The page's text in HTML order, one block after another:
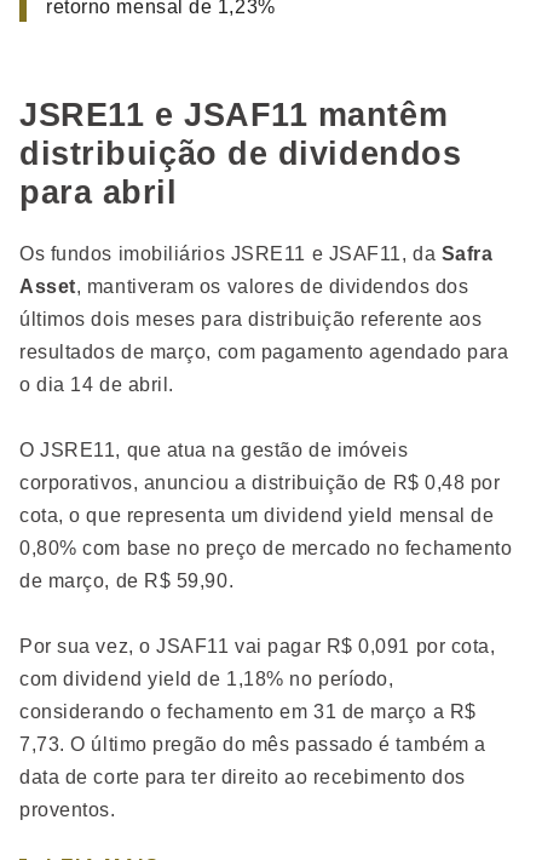
retorno mensal de 1,23%
JSRE11 e JSAF11 mantêm
distribuição de dividendos
para abril
Os fundos imobiliários JSRE11 e JSAF11, da Safra
Asset, mantiveram os valores de dividendos dos
últimos dois meses para distribuição referente aos
resultados de março, com pagamento agendado para
o dia 14 de abril.
O JSRE11, que atua na gestão de imóveis
corporativos, anunciou a distribuição de R$ 0,48 por
cota, o que representa um dividend yield mensal de
0,80% com base no preço de mercado no fechamento
de março, de R$ 59,90.
Por sua vez, o JSAF11 vai pagar R$ 0,091 por cota,
com dividend yield de 1,18% no período,
considerando o fechamento em 31 de março a R$
7,73. O último pregão do mês passado é também a
data de corte para ter direito ao recebimento dos
proventos.